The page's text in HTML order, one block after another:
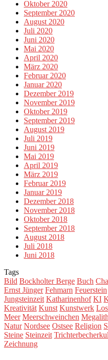
Oktober 2020
September 2020
August 2020
Juli 2020
Juni 2020
Mai 2020
April 2020
März 2020
Februar 2020
Januar 2020
Dezember 2019
November 2019
Oktober 2019
September 2019
August 2019
Juli 2019
Juni 2019
Mai 2019
April 2019
März 2019
Februar 2019
Januar 2019
Dezember 2018
November 2018
Oktober 2018
September 2018
August 2018
Juli 2018
Juni 2018
Tags
Bild Bockholter Berge Buch
Ernst Jünger Fehmarn Feuerstein
Jungsteinzeit Katharinenhof KI
Kreativität Kunst Kunstwerk
Meer Meerschweinchen
Natur Nordsee Ostsee Religion
Steine Steinzeit
Zeichnung